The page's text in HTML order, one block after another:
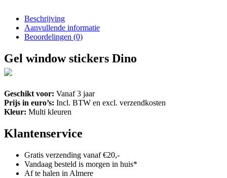
Beschrijving
Aanvullende informatie
Beoordelingen (0)
Gel window stickers Dino
Geschikt voor: Vanaf 3 jaar
Prijs in euro’s: Incl. BTW en excl. verzendkosten
Kleur: Multi kleuren
Klantenservice
Gratis verzending vanaf €20,-
Vandaag besteld is morgen in huis*
Af te halen in Almere